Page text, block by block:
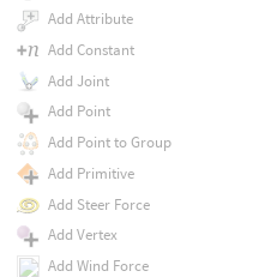
Add Attribute
Add Constant
Add Joint
Add Point
Add Point to Group
Add Primitive
Add Steer Force
Add Vertex
Add Wind Force